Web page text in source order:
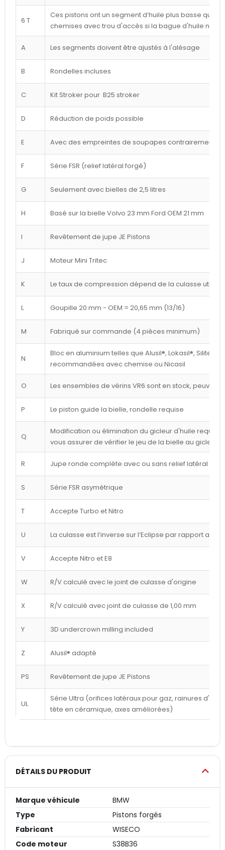
6 T
Ces pistons ont un segment d’huile plus basse que
chemises avec trou d'accès si la bague d'huile
A Les segments doivent être ajustés à l'alésage
B Rondelles incluses
C Kit Stroker pour B25 stroker
D Réduction de poids possible
E Avec des empreintes de soupapes contrairement à
F Série FSR (relief latéral forgé)
G Seulement avec bielles de 2,5 litres
H Basé sur la bielle Volvo 23 mm Ford OEM 21 mm
I Revêtement de jupe JE Pistons
J Moteur Mini Tritec
K Le taux de compression dépend de la culasse
L Goupille 20 mm - OEM = 20,65 mm (13/16)
M Fabriqué sur commande (4 pièces minimum)
N
Bloc en aluminium telles que Alusil®, Lokasil®, Silitec®,
recommandées avec chemise ou Nicasil
O Les ensembles de vérins VR6 sont en stock, peuvent
P Le piston guide la bielle, rondelle requise
Q
Modification ou élimination du gicleur d'huile
vous assurer de vérifier le jeu de la bielle au gicleur
R Jupe ronde complète avec ou sans relief latéral
S Série FSR asymétrique
T Accepte Turbo et Nitro
U La culasse est l’inverse sur l’Eclipse par rapport au
V Accepte Nitro et E8
W R/V calculé avec le joint de culasse d'origine
X R/V calculé avec joint de culasse de 1,00 mm
Y 3D undercrown milling included
Z Alusil® adapté
PS Revêtement de jupe JE Pistons
UL
Série Ultra (orifices latéraux pour gaz, rainures
tête en céramique, axes améliorées)
DÉTAILS DU PRODUIT
Marque véhicule
BMW
Type
Pistons forgés
Fabricant
WISECO
Code moteur
S38B36